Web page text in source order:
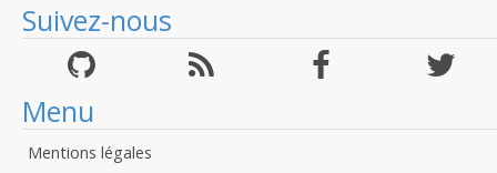
Suivez-nous
Menu
Mentions légales